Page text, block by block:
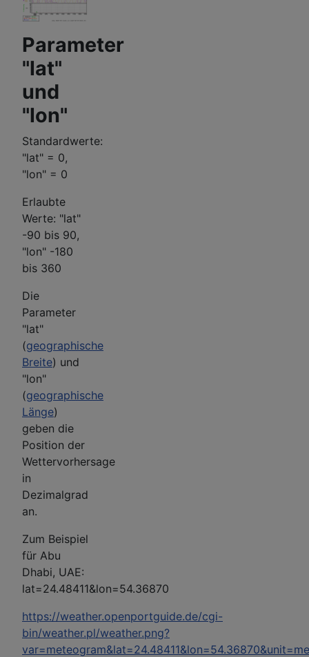
Parameter
"lat"
und
"lon"
Standardwerte:
"lat" = 0,
"lon" = 0
Erlaubte
Werte: "lat"
-90 bis 90,
"lon" -180
bis 360
Die
Parameter
"lat"
(geographische
Breite) und
"lon"
(geographische
Länge)
geben die
Position der
Wettervorhersage
in
Dezimalgrad
an.
Zum Beispiel
für Abu
Dhabi, UAE:
lat=24.48411&lon=54.36870
https://weather.openportguide.de/cgi-
bin/weather.pl/weather.png?